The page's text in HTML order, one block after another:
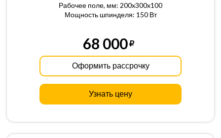
Рабочее поле, мм: 200x300x100
Мощность шпинделя: 150 Вт
68 000
Оформить рассрочку
Узнать цену